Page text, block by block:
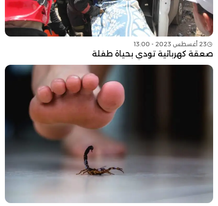
23 أغسطس 2023 - 13:00
صعقة كهربائية تودي بحياة طفلة